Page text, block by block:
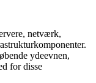
netværk,
ydeevnen,
for disse